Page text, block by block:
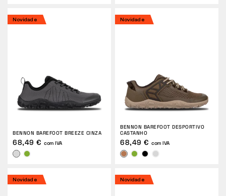
Novidade
BENNON BAREFOOT BREEZE CINZA
68,49 € com IVA
Novidade
BENNON BAREFOOT DESPORTIVO
CASTANHO
68,49 € com IVA
Novidade Novidade